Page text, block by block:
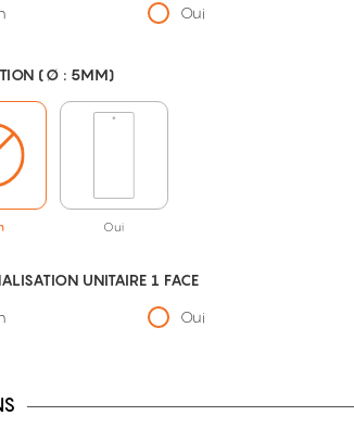
Oui
(Ø : 5MM)
Oui
UNITAIRE 1 FACE
Oui